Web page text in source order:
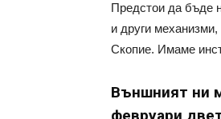
Предстои да бъде
и други
Скопие. Имаме
Външният ни